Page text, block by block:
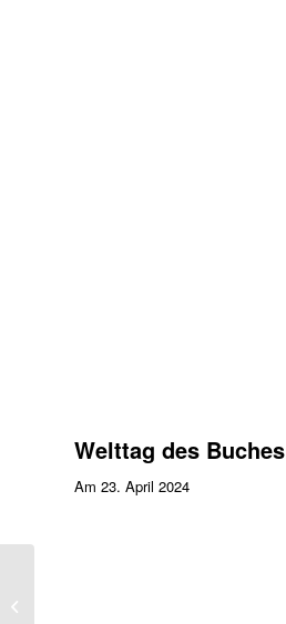
Welttag des Buches
Am 23. April 2024